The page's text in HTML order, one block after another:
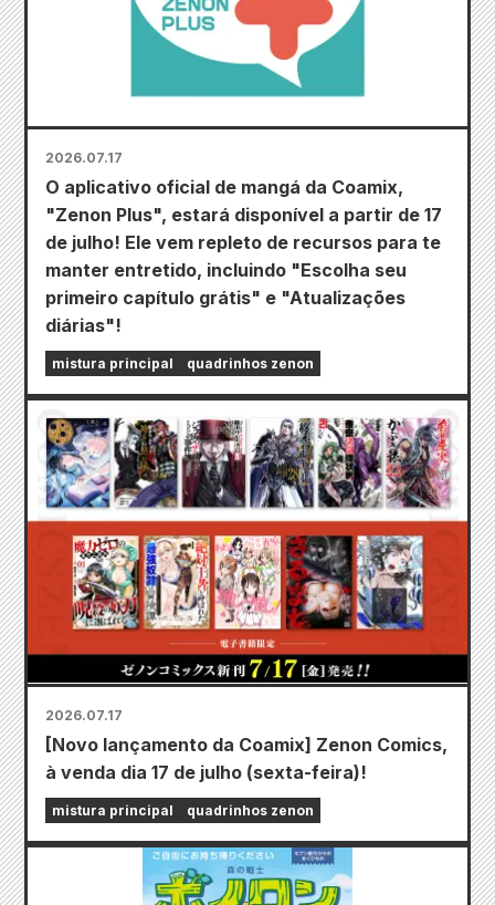
2026.07.17
O aplicativo oficial de mangá da Coamix,
"Zenon Plus", estará disponível a partir de 17
de julho! Ele vem repleto de recursos para te
manter entretido, incluindo "Escolha seu
primeiro capítulo grátis" e "Atualizações
diárias"!
mistura principal quadrinhos zenon
2026.07.17
[Novo lançamento da Coamix] Zenon Comics,
à venda dia 17 de julho (sexta-feira)!
mistura principal quadrinhos zenon